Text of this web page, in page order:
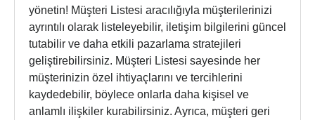
yönetin! Müşteri Listesi aracılığıyla müşterilerinizi
ayrıntılı olarak listeleyebilir, iletişim bilgilerini güncel
tutabilir ve daha etkili pazarlama stratejileri
geliştirebilirsiniz. Müşteri Listesi sayesinde her
müşterinizin özel ihtiyaçlarını ve tercihlerini
kaydedebilir, böylece onlarla daha kişisel ve
anlamlı ilişkiler kurabilirsiniz. Ayrıca, müşteri geri